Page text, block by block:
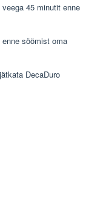
45 minutit enne
söömist oma
DecaDuro